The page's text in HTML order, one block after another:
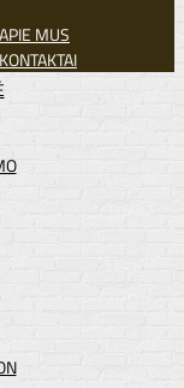
APIE MUS
KONTAKTAI